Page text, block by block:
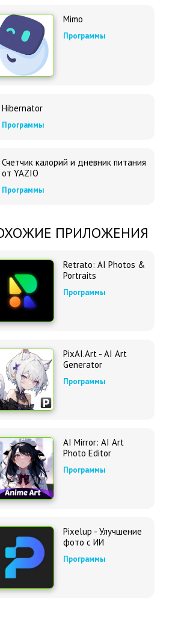
Mimo
Программы
Hibernator
Программы
Счетчик калорий и дневник питания
от YAZIO
Программы
ПРИЛОЖЕНИЯ
Retrato: AI Photos &
Portraits
Программы
PixAI.Art - AI Art
Generator
Программы
AI Mirror: AI Art
Photo Editor
Программы
Pixelup - Улучшение
фото с ИИ
Программы